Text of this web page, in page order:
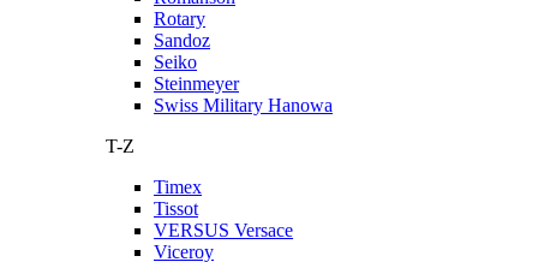
Rotary
Sandoz
Seiko
Steinmeyer
Swiss Military Hanowa
T-Z
Timex
Tissot
VERSUS Versace
Viceroy